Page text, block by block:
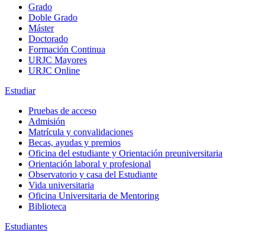
Grado
Doble Grado
Máster
Doctorado
Formación Continua
URJC Mayores
URJC Online
Estudiar
Pruebas de acceso
Admisión
Matrícula y convalidaciones
Becas, ayudas y premios
Oficina del estudiante y Orientación preuniversitaria
Orientación laboral y profesional
Observatorio y casa del Estudiante
Vida universitaria
Oficina Universitaria de Mentoring
Biblioteca
Estudiantes